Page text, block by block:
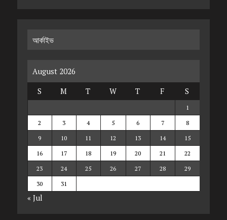
আর্কাইভ
August 2026
S
M T W T F S
1
2
3 4 5 6 7
8
9
10 11 12 13 14
15
16
17 18 19 20 21
22
23
24 25 26 27 28
29
30
31
« Jul